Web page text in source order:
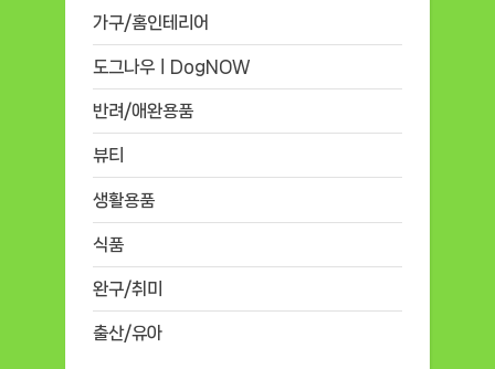
가구/홈인테리어
도그나우ㅣDogNOW
반려/애완용품
뷰티
생활용품
식품
완구/취미
출산/유아